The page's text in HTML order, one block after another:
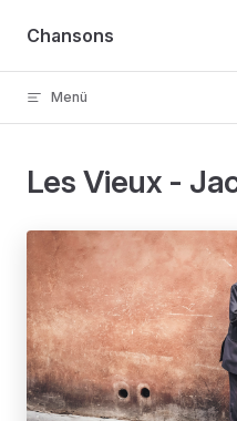
Skip to content
Chansons
Menü
Les Vieux -